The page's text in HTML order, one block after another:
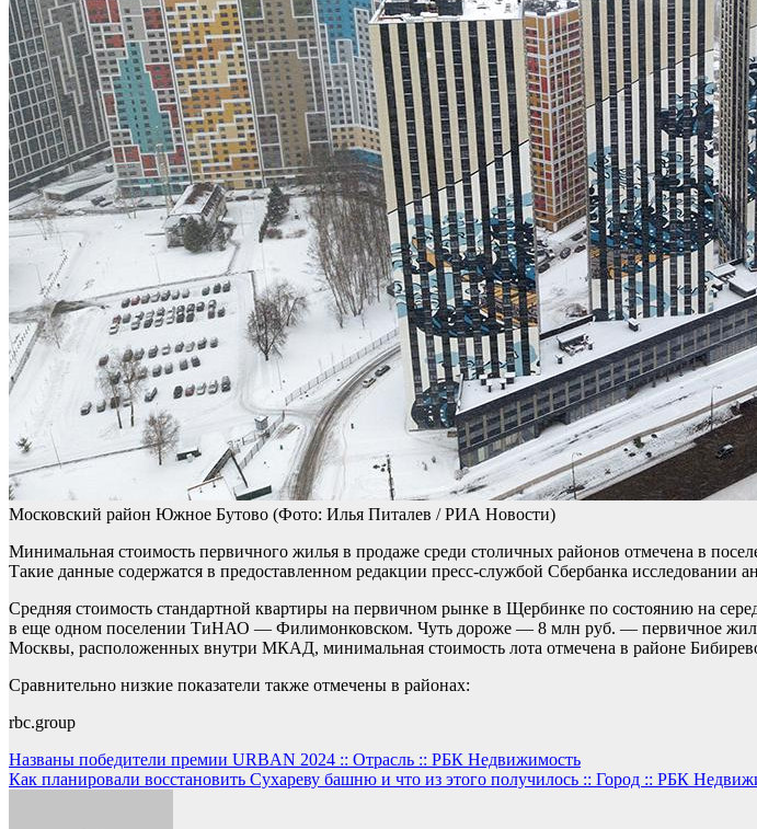
Московский район Южное Бутово (Фото: Илья Питалев / РИА Новости)
Минимальная стоимость первичного жилья в продаже среди столичных районов отмечена в
Такие данные содержатся в предоставленном редакции пресс-службой Сбербанка исследовании
Средняя стоимость стандартной квартиры на первичном рынке в Щербинке по состоянию на
в еще одном поселении ТиНАО — Филимонковском. Чуть дороже — 8 млн руб. — первичное
Москвы, расположенных внутри МКАД, минимальная стоимость лота отмечена в районе
Сравнительно низкие показатели также отмечены в районах:
rbc.group
Навигация
по
Названы победители премии URBAN 2024 :: Отрасль :: РБК Недвижимость
Как планировали восстановить Сухареву башню и что из этого получилось :: Город :: РБК